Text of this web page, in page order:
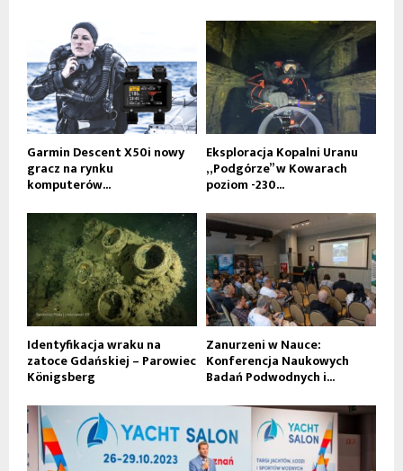
Garmin Descent X50i nowy
gracz na rynku
komputerów...
Eksploracja Kopalni Uranu
„Podgórze” w Kowarach
poziom -230...
Identyfikacja wraku na
zatoce Gdańskiej – Parowiec
Königsberg
Zanurzeni w Nauce:
Konferencja Naukowych
Badań Podwodnych i...